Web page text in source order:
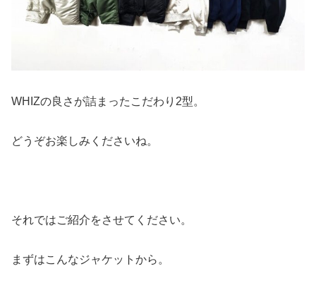
WHIZの良さが詰まったこだわり2型。
どうぞお楽しみくださいね。
それではご紹介をさせてください。
まずはこんなジャケットから。